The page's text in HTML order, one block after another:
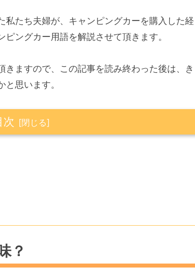
私たち夫婦が、キャンピングカーを購入した経
ングカー用語を解説させて頂きます。
ますので、この記事を読み終わった後は、き
思います。
次
？